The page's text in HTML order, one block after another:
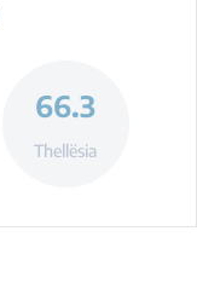
66.3
Thellësia